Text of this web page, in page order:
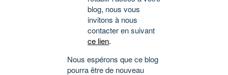
blog, nous vous
invitons à nous
contacter en suivant
ce lien.
Nous espérons que ce blog
pourra être de nouveau